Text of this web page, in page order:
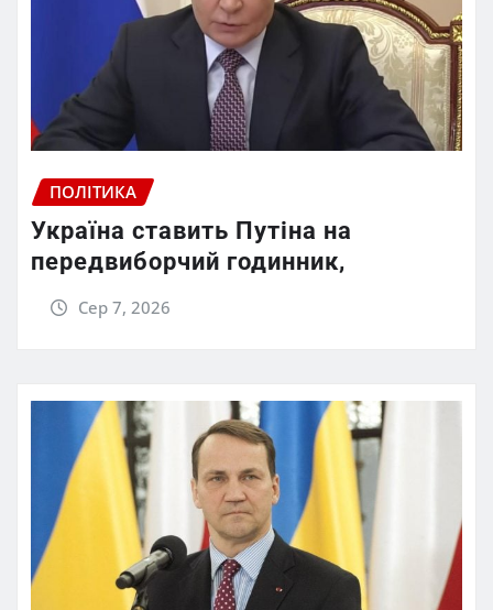
ПОЛІТИКА
Україна ставить Путіна на
передвиборчий годинник,
Сер 7, 2026